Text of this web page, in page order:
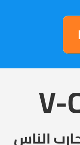
الناس